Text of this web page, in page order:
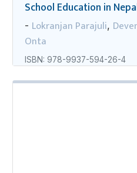
School Education in
- Lokranjan Parajuli,
Onta
ISBN: 978-9937-594-26-4